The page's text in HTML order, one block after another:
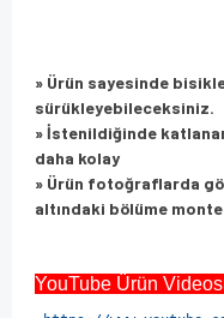
» Ürün sayesinde
sürükleyebileceksiniz.
» İstenildiğinde
daha kolay
» Ürün fotoğraflarda
altındaki bölüme
YouTube Ürün